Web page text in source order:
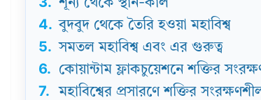
3. শূন্য থেকে স্থান-কাল
4. বুদবুদ থেকে তৈরি হওয়া মহাবিশ্ব
5. সমতল মহাবিশ্ব এবং এর গুরুত্ব
6.
কোয়ান্টাম ফ্লাকচুয়েশনে শক্তির
7.
মহাবিশ্বের প্রসারণে শক্তির